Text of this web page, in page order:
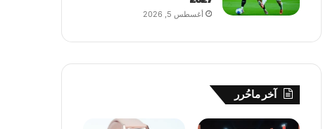
أغسطس 5, 2026
آخر ماحُرر